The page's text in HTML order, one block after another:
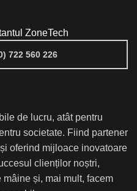
ZoneTech
722 560 226
de lucru, atât pentru
societate. Fiind partener
oferind mijloace inovatoare
clienților noștri,
și, mai mult, facem